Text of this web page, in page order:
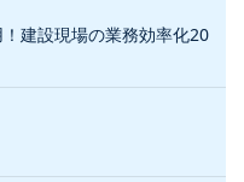
建設現場の業務効率化20